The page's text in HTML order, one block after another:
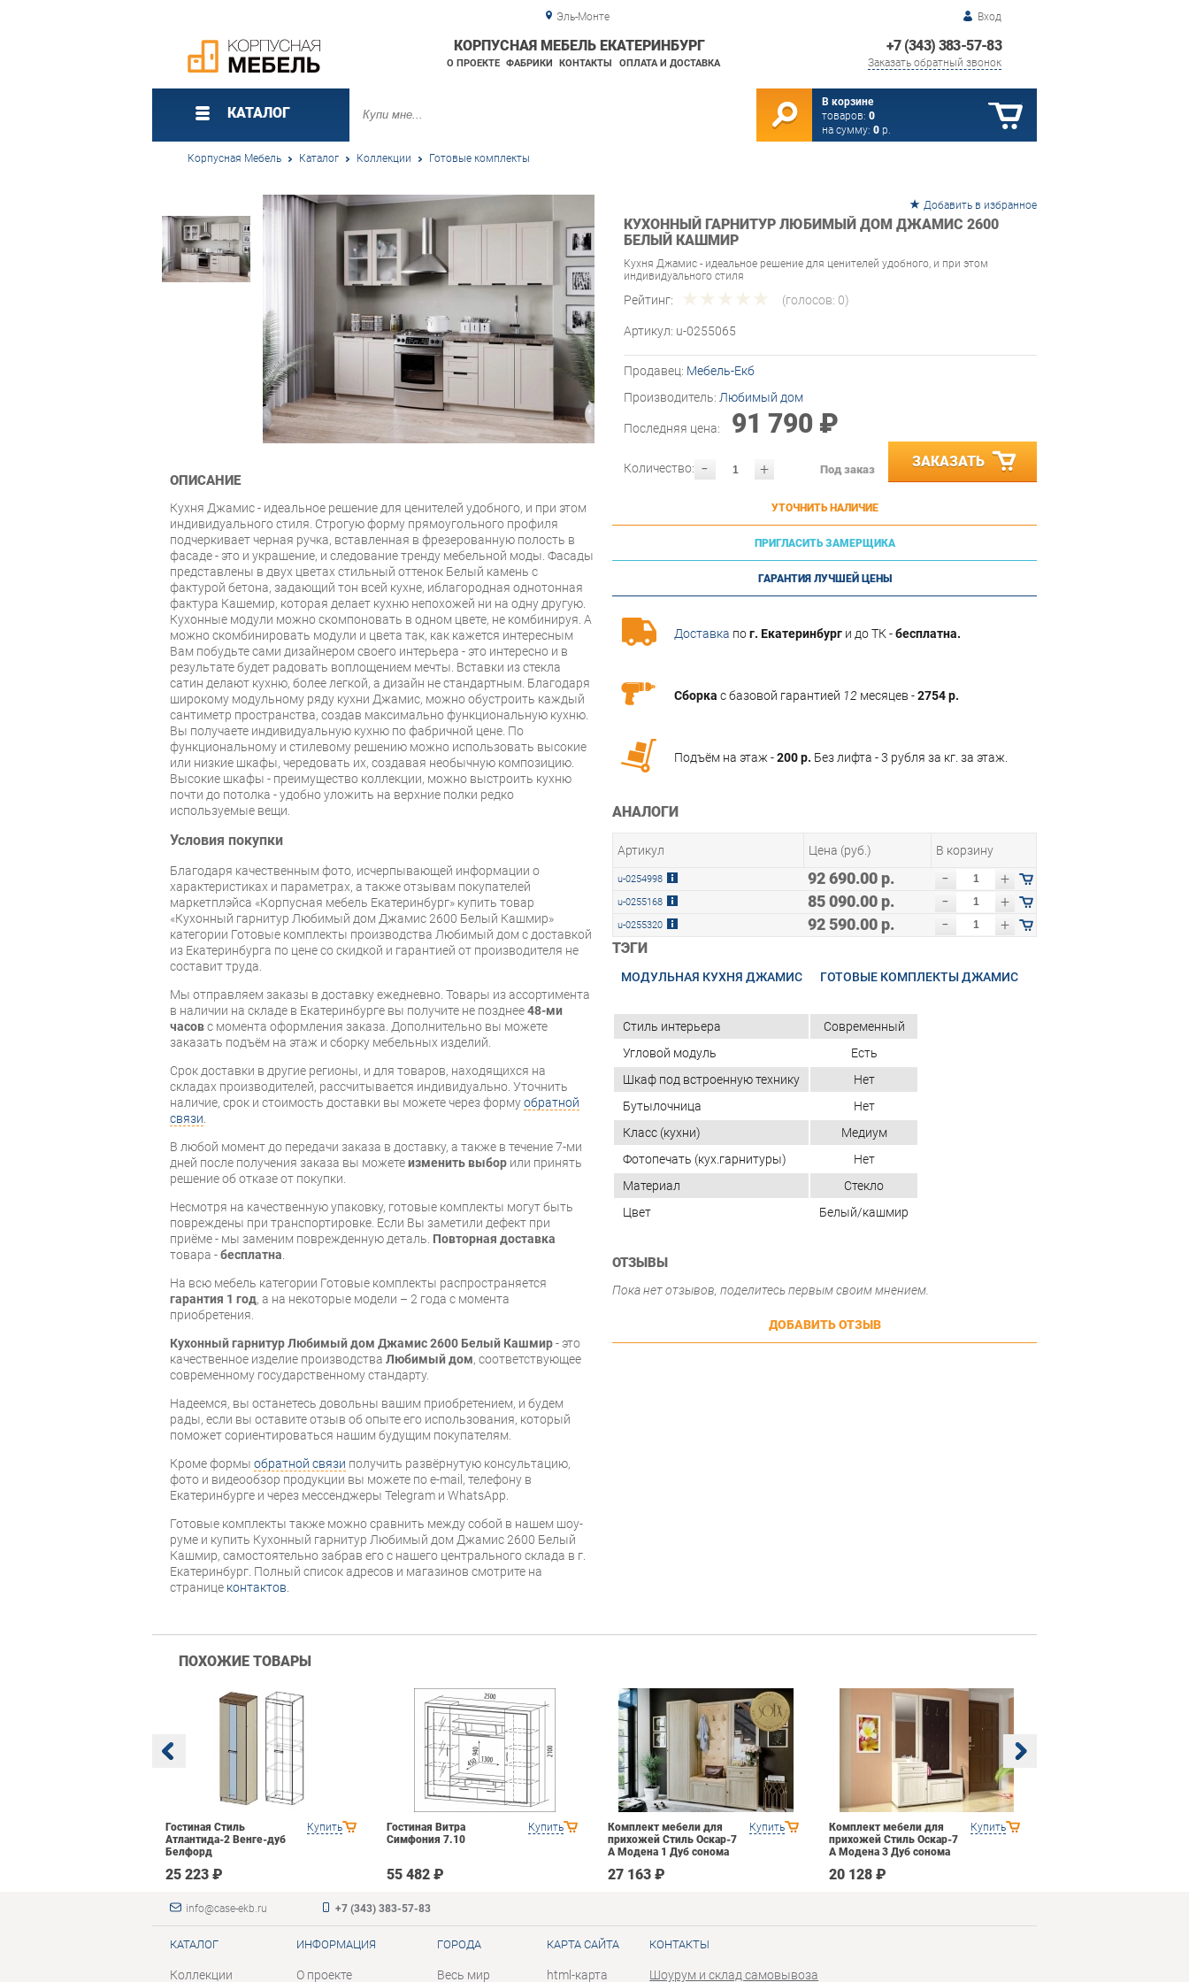
Эль-Монте Вход
+7 (343) 383-57-83
Заказать обратный звонок
КОРПУСНАЯ МЕБЕЛЬ ЕКАТЕРИНБУРГ
О ПРОЕКТЕ ФАБРИКИ КОНТАКТЫ ОПЛАТА И ДОСТАВКА
КАТАЛОГ
В корзине
товаров: 0
на сумму: 0 р.
Корпусная Мебель Каталог Коллекции Готовые комплекты
Добавить в избранное
КУХОННЫЙ ГАРНИТУР ЛЮБИМЫЙ ДОМ ДЖАМИС 2600
БЕЛЫЙ КАШМИР
Кухня Джамис - идеальное решение для ценителей удобного, и при этом
индивидуального стиля
Рейтинг: (голосов: 0)
Артикул: u-0255065
Продавец: Мебель-Екб
Производитель: Любимый дом
Последняя цена: 91 790 ₽
- +
Количество: Под заказ ЗАКАЗАТЬ
УТОЧНИТЬ НАЛИЧИЕ
ПРИГЛАСИТЬ ЗАМЕРЩИКА
ГАРАНТИЯ ЛУЧШЕЙ ЦЕНЫ
Доставка пог. Екатеринбург и до ТК -бесплатна.
Сборка с базовой гарантией 12 месяцев -2754 р.
Подъём на этаж -200 р. Без лифта - 3 рубля за кг. за этаж.
АНАЛОГИ
Артикул Цена (руб.) В корзину
u-0254998 92 690.00 р. - +
u-0255168 85 090.00 р. - +
u-0255320 92 590.00 р. - +
ТЭГИ
МОДУЛЬНАЯ КУХНЯ ДЖАМИС ГОТОВЫЕ КОМПЛЕКТЫ ДЖАМИС
ОПИСАНИЕ
Кухня Джамис - идеальное решение для ценителей удобного, и при этом
индивидуального стиля. Строгую форму прямоугольного профиля
подчеркивает черная ручка, вставленная в фрезерованную полость в
фасаде - это и украшение, и следование тренду мебельной моды. Фасады
представлены в двух цветах стильный оттенок Белый камень с
фактурой бетона, задающий тон всей кухне, иблагородная однотонная
фактура Кашемир, которая делает кухню непохожей ни на одну другую.
Кухонные модули можно скомпоновать в одном цвете, не комбинируя. А
можно скомбинировать модули и цвета так, как кажется интересным
Вам побудьте сами дизайнером своего интерьера - это интересно и в
результате будет радовать воплощением мечты. Вставки из стекла
сатин делают кухню, более легкой, а дизайн не стандартным. Благодаря
широкому модульному ряду кухни Джамис, можно обустроить каждый
сантиметр пространства, создав максимально функциональную кухню.
Вы получаете индивидуальную кухню по фабричной цене. По
функциональному и стилевому решению можно использовать высокие
или низкие шкафы, чередовать их, создавая необычную композицию.
Высокие шкафы - преимущество коллекции, можно выстроить кухню
почти до потолка - удобно уложить на верхние полки редко
используемые вещи.
Условия покупки
Благодаря качественным фото, исчерпывающей информации о
характеристиках и параметрах, а также отзывам покупателей
маркетплэйса «Корпусная мебель Екатеринбург» купить товар
«Кухонный гарнитур Любимый дом Джамис 2600 Белый Кашмир»
категории Готовые комплекты производства Любимый дом с доставкой
из Екатеринбурга по цене со скидкой и гарантией от производителя не
составит труда.
Мы отправляем заказы в доставку ежедневно. Товары из ассортимента
в наличии на складе в Екатеринбурге вы получите не позднее48-ми
часовс момента оформления заказа. Дополнительно вы можете
заказать подъём на этаж и сборку мебельных изделий.
Срок доставки в другие регионы, и для товаров, находящихся на
складах производителей, рассчитывается индивидуально. Уточнить
наличие, срок и стоимость доставки вы можете через формуобратной
связи.
В любой момент до передачи заказа в доставку, а также в течение 7-ми
дней после получения заказа вы можетеизменить выбор или принять
решение об отказе от покупки.
Несмотря на качественную упаковку, готовые комплекты могут быть
повреждены при транспортировке. Если Вы заметили дефект при
приёме - мы заменим поврежденную деталь. Повторная доставка
товара -бесплатна.
На всю мебель категории Готовые комплекты распространяется
гарантия 1 год, а на некоторые модели – 2 года с момента
приобретения.
Кухонный гарнитур Любимый дом Джамис 2600 Белый Кашмир- это
качественное изделие производства Любимый дом, соответствующее
современному государственному стандарту.
Надеемся, вы останетесь довольны вашим приобретением, и будем
рады, если вы оставите отзыв об опыте его использования, который
поможет сориентироваться нашим будущим покупателям.
Кроме формы обратной связи получить развёрнутую консультацию,
фото и видеообзор продукции вы можете по e-mail, телефону в
Екатеринбурге и через мессенджеры Telegram и WhatsApp.
Готовые комплекты также можно сравнить между собой в нашем шоу-
руме и купить Кухонный гарнитур Любимый дом Джамис 2600 Белый
Кашмир, самостоятельно забрав его с нашего центрального склада в г.
Екатеринбург. Полный список адресов и магазинов смотрите на
странице контактов.
Стиль интерьера
Современный
Угловой модуль
Есть
Шкаф под встроенную технику
Нет
Бутылочница
Нет
Класс (кухни)
Медиум
Фотопечать (кух.гарнитуры)
Нет
Материал
Стекло
Цвет
Белый/кашмир
ОТЗЫВЫ
Пока нет отзывов, поделитесь первым своим мнением.
ДОБАВИТЬ ОТЗЫВ
ПОХОЖИЕ ТОВАРЫ
Купить
Гостиная Стиль
Атлантида-2 Венге-дуб
Белфорд
25 223 ₽
Купить
Гостиная Витра
Симфония 7.10
55 482 ₽
Купить
Комплект мебели для
прихожей Стиль Оскар-7
А Модена 1 Дуб сонома
27 163 ₽
Купить
Комплект мебели для
прихожей Стиль Оскар-7
А Модена 3 Дуб сонома
20 128 ₽
info@case-ekb.ru +7 (343) 383-57-83
КАТАЛОГ
Коллекции
ИНФОРМАЦИЯ
О проекте
ГОРОДА
Весь мир
КАРТА САЙТА
html-карта
КОНТАКТЫ
Шоурум и склад самовывоза